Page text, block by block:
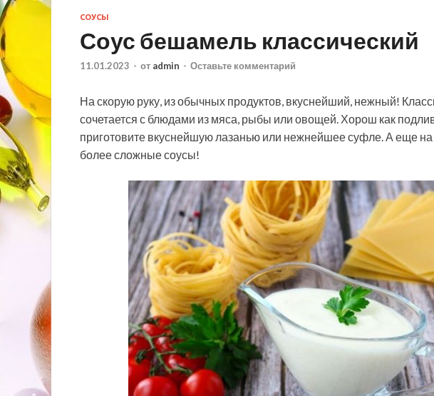
СОУСЫ
Соус бешамель классический
11.01.2023 - от admin - Оставьте комментарий
На скорую руку, из обычных продуктов, вкуснейший, нежный!
сочетается с блюдами из мяса, рыбы или овощей. Хорош как
приготовите вкуснейшую лазанью или нежнейшее суфле. А еще на
более сложные соусы!